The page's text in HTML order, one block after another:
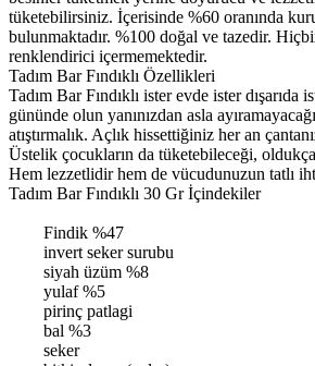
tüketebilirsiniz. İçerisinde %60 oranında
bulunmaktadır. %100 doğal ve tazedir.
renklendirici içermemektedir.
Tadım Bar Fındıklı Özellikleri
Tadım Bar Fındıklı ister evde ister dışarıda
gününde olun yanınızdan asla
atıştırmalık. Açlık hissettiğiniz her an
Üstelik çocukların da tüketebileceği,
Hem lezzetlidir hem de vücudunuzun tatlı
Tadım Bar Fındıklı 30 Gr İçindekiler
Findik %47
invert seker surubu
siyah üzüm %8
yulaf %5
pirinç patlagi
bal %3
seker